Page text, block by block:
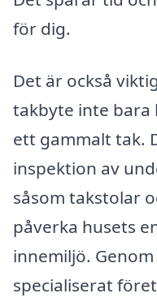
för dig.
Det är också
takbyte inte
ett gammalt tak.
inspektion av
såsom takstolar
påverka husets
innemiljö.
specialiserat